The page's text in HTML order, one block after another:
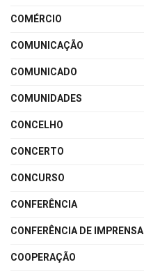
COMÉRCIO
COMUNICAÇÃO
COMUNICADO
COMUNIDADES
CONCELHO
CONCERTO
CONCURSO
CONFERÊNCIA
CONFERÊNCIA DE IMPRENSA
COOPERAÇÃO